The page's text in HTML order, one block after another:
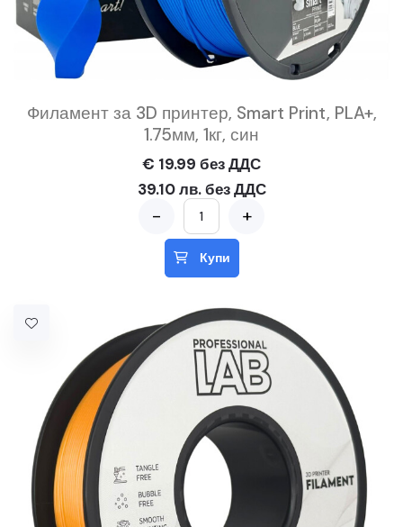
Филамент за 3D принтер, Smart Print, PLA+,
1.75мм, 1кг, син
€ 19.99 без ДДС
39.10 лв. без ДДС
- +
Купи